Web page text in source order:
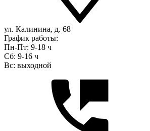
ул. Калинина, д. 68
График работы:
Пн-Пт: 9-18 ч
Сб: 9-16 ч
Вс: выходной